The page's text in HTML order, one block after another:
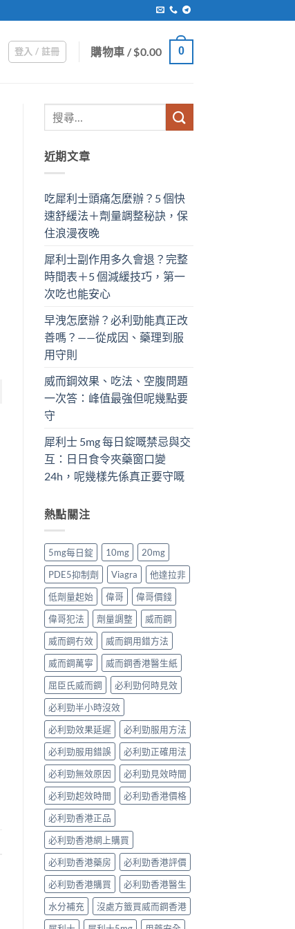
登入 / 註冊 購物車 /$0.00 0
近期文章
吃犀利士頭痛怎麼辦？5 個快
速舒緩法＋劑量調整秘訣，保
住浪漫夜晚
犀利士副作用多久會退？完整
時間表＋5 個減緩技巧，第一
次吃也能安心
早洩怎麼辦？必利勁能真正改
善嗎？——從成因、藥理到服
用守則
威而鋼效果、吃法、空腹問題
一次答：峰值最強但呢幾點要
守
犀利士 5mg 每日錠嘅禁忌與交
互：日日食令夾藥窗口變
24h，呢幾樣先係真正要守嘅
熱點關注
5mg每日錠 10mg
20mg
PDE5抑制劑
Viagra
他達拉非
低劑量起始
偉哥
偉哥價錢
偉哥犯法
劑量調整
威而鋼
威而鋼冇效
威而鋼用錯方法
威而鋼萬寧
威而鋼香港醫生紙
屈臣氏威而鋼
必利勁何時見效
必利勁半小時沒效
必利勁效果延遲
必利勁服用方法
必利勁服用錯誤
必利勁正確用法
必利勁無效原因
必利勁見效時間
必利勁起效時間
必利勁香港價格
必利勁香港正品
必利勁香港網上購買
必利勁香港藥房
必利勁香港評價
必利勁香港購買
必利勁香港醫生
水分補充
沒處方籤買威而鋼香港